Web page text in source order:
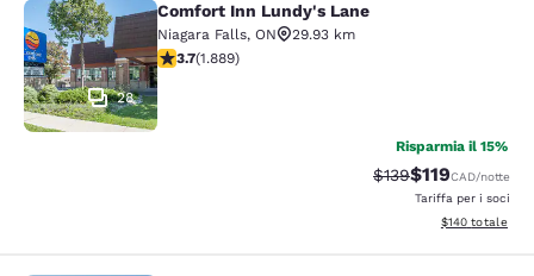
Comfort Inn Lundy's Lane
28
Comfort Inn Lundy's Lane
Niagara Falls, ON
29.93 km
Valutazione di 3.67 stelle. Buono. 1889 recensioni
3.7(1.889)
Risparmia il 15%
Tariffa di barratura:
$139Tariffa
$119CAD/notte
Tariffa per i soci
Visualizza i
$140 totale